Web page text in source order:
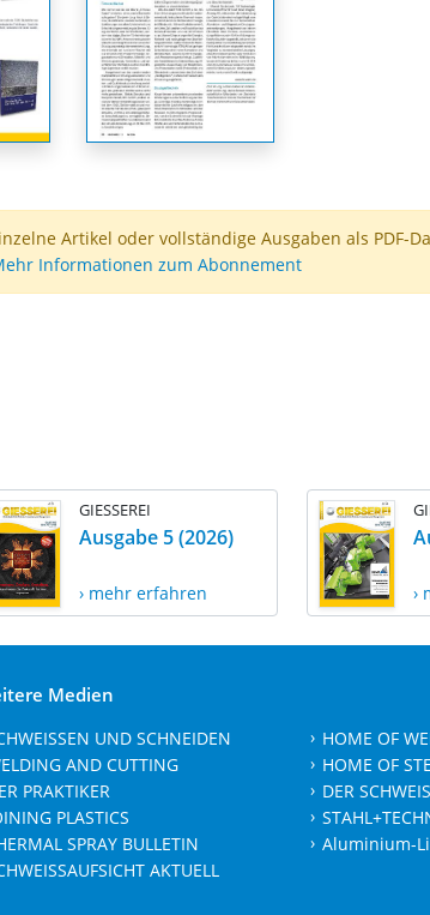
Artikel oder vollständige Ausgaben als PDF-
Informationen zum Abonnement
GIESSEREI
Ausgabe 5 (2026)
› mehr erfahren ›
Medien
UND SCHNEIDEN
AND CUTTING
PRAKTIKER
PLASTICS
SPRAY BULLETIN
AKTUELL
HOME OF
HOME OF
DER
Aluminium-